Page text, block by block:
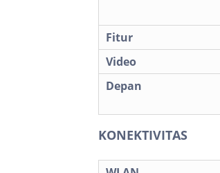
Fitur
Video
Depan
KONEKTIVITAS